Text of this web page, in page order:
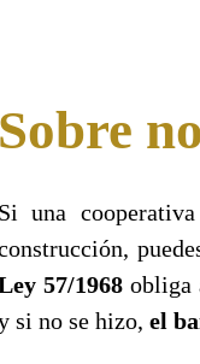
Sobre
Si una
57/1968 obliga
si no se hizo,el